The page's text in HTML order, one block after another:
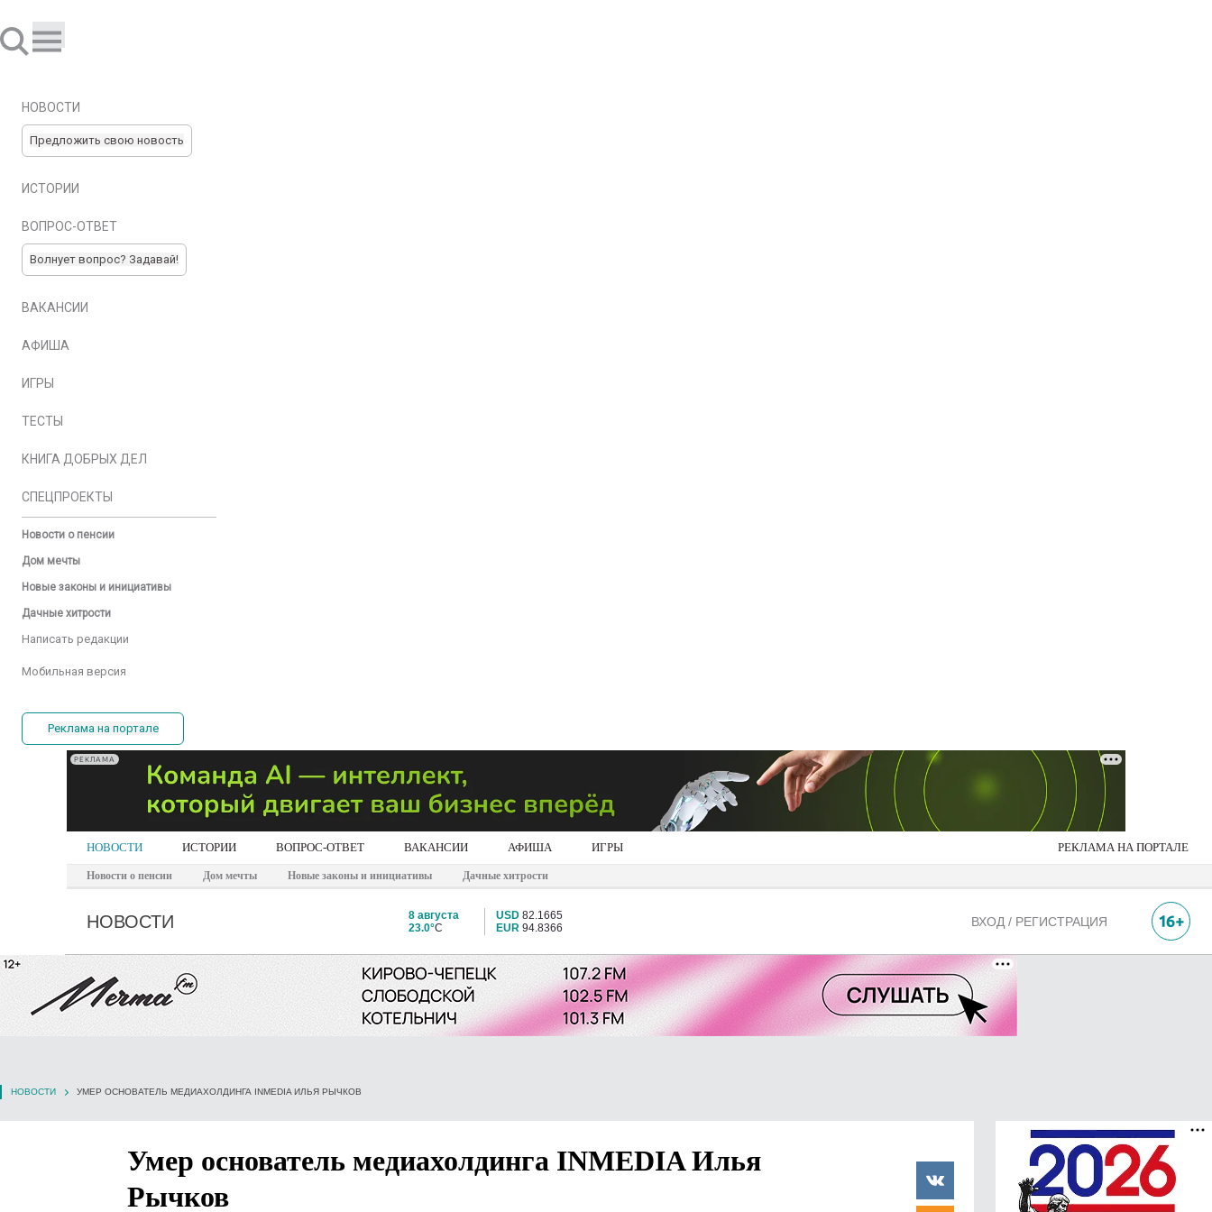
НОВОСТИ
Предложить свою новость
ИСТОРИИ
ВОПРОС-ОТВЕТ
Волнует вопрос? Задавай!
ВАКАНСИИ
АФИША
ИГРЫ
ТЕСТЫ
КНИГА ДОБРЫХ ДЕЛ
СПЕЦПРОЕКТЫ
Новости о пенсии
Дом мечты
Новые законы и инициативы
Дачные хитрости
Написать редакции
Мобильная версия
Реклама на портале
РЕКЛАМА
НОВОСТИ ИСТОРИИ ВОПРОС-ОТВЕТ ВАКАНСИИ АФИША ИГРЫ РЕКЛАМА НА ПОРТАЛЕ
Новости о пенсии Дом мечты Новые законы и инициативы Дачные хитрости
НОВОСТИ
8 августа
23.0°C
USD 82.1665
EUR 94.8366 ВХОД / РЕГИСТРАЦИЯ
НОВОСТИ УМЕР ОСНОВАТЕЛЬ МЕДИАХОЛДИНГА INMEDIA ИЛЬЯ РЫЧКОВ
Умер основатель медиахолдинга INMEDIA Илья
Рычков